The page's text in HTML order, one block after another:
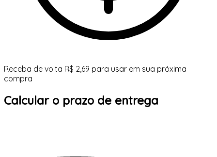
Receba de volta R$ 2,69 para usar em sua próxima
compra
Calcular o prazo de entrega